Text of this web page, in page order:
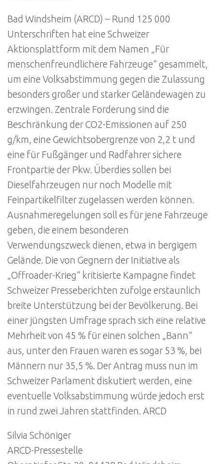
Bad Windsheim (ARCD) – Rund 125 000
Unterschriften hat eine Schweizer
Aktionsplattform mit dem Namen „Für
menschenfreundlichere Fahrzeuge“ gesammelt,
um eine Volksabstimmung gegen die Zulassung
besonders großer und starker Geländewagen zu
erzwingen. Zentrale Forderung sind die
Beschränkung der CO2-Emissionen auf 250
g/km, eine Gewichtsobergrenze von 2,2 t und
eine für Fußgänger und Radfahrer sichere
Frontpartie der Pkw. Überdies sollen bei
Dieselfahrzeugen nur noch Modelle mit
Feinpartikelfilter zugelassen werden können.
Ausnahmeregelungen soll es für jene Fahrzeuge
geben, die einem besonderen
Verwendungszweck dienen, etwa in bergigem
Gelände. Die von Gegnern der Initiative als
„Offroader-Krieg“ kritisierte Kampagne findet
Schweizer Presseberichten zufolge erstaunlich
breite Unterstützung bei der Bevölkerung. Bei
einer jüngsten Umfrage sprach sich eine relative
Mehrheit von 45 % für einen solchen „Bann“
aus, unter den Frauen waren es sogar 53 %, bei
Männern nur 35,5 %. Der Antrag muss nun im
Schweizer Parlament diskutiert werden, eine
eventuelle Volksabstimmung würde jedoch erst
in rund zwei Jahren stattfinden. ARCD
Silvia Schöniger
ARCD-Pressestelle